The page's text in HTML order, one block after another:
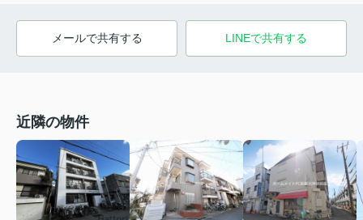
メールで共有する LINEで共有する
近隣の物件